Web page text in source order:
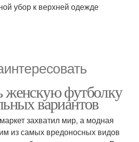
убор к верхней одежде
женскую футболку
вариантов
захватил мир, а модная
из самых вредоносных видов